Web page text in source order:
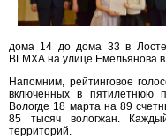
дома 14 до дома 33 в Лосте
ВГМХА на улице Емельянова
Напомним, рейтинговое
включенных в пятилетнюю
Вологде 18 марта на 89
85 тысяч вологжан.
территорий.